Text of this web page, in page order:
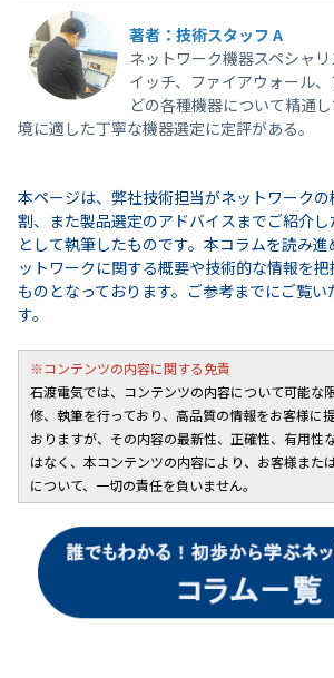
著者：技術スタッフ A
ネットワーク機器スペシャ
イッチ、ファイアウォール
どの各種機器について精通
境に適した丁寧な機器選定に定評がある。
本ページは、弊社技術担当がネットワーク
割、また製品選定のアドバイスまでご紹介
として執筆したものです。本コラムを読み
ットワークに関する概要や技術的な情報を
ものとなっております。ご参考までにご覧
す。
※コンテンツの内容に関する免責
石渡電気では、コンテンツの内容について可能な
修、執筆を行っており、高品質の情報をお客様に
おりますが、その内容の最新性、正確性、有用性
はなく、本コンテンツの内容により、お客様また
について、一切の責任を負いません。